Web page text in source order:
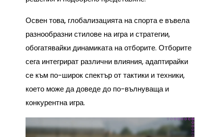
Освен това, глобализацията на спорта е въвела
разнообразни стилове на игра и стратегии,
обогатявайки динамиката на отборите. Отборите
сега интегрират различни влияния, адаптирайки
се към по-широк спектър от тактики и техники,
което може да доведе до по-вълнуваща и
конкурентна игра.